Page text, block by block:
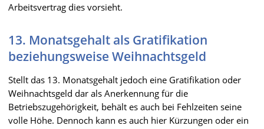
Arbeitsvertrag dies vorsieht.
13. Monatsgehalt als Gratifikation
beziehungsweise Weihnachtsgeld
Stellt das 13. Monatsgehalt jedoch eine Gratifikation oder
Weihnachtsgeld dar als Anerkennung für die
Betriebszugehörigkeit, behält es auch bei Fehlzeiten seine
volle Höhe. Dennoch kann es auch hier Kürzungen oder ein